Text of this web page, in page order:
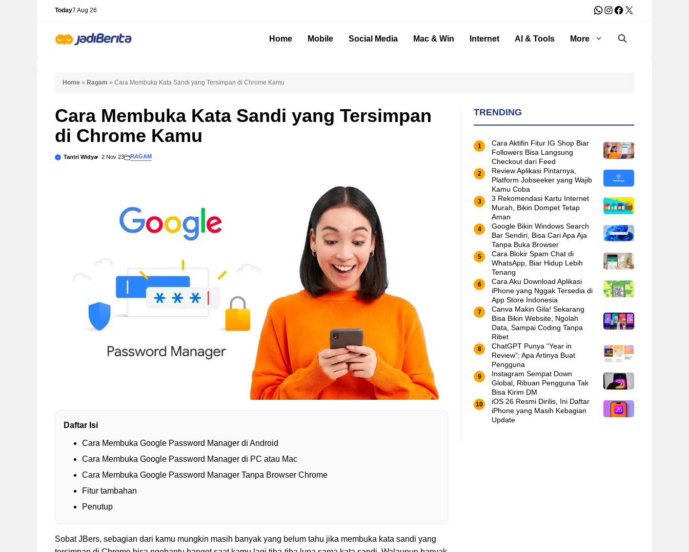
Today7 Aug 26 WhatsApp
Instagram
Facebook
X
Home Mobile Social Media Mac & Win Internet AI & Tools More
Home » Ragam » Cara Membuka Kata Sandi yang Tersimpan di Chrome Kamu
Cara Membuka Kata Sandi yang Tersimpan
di Chrome Kamu
Tantri Widya 2 Nov 23 RAGAM
Daftar Isi
Cara Membuka Google Password Manager di Android
Cara Membuka Google Password Manager di PC atau Mac
Cara Membuka Google Password Manager Tanpa Browser Chrome
Fitur tambahan
Penutup
Sobat JBers, sebagian dari kamu mungkin masih banyak yang belum tahu jika membuka kata sandi yang
TRENDING
Cara Aktifin Fitur IG Shop Biar
Followers Bisa Langsung
Checkout dari Feed
Review Aplikasi Pintarnya,
Platform Jobseeker yang Wajib
Kamu Coba
3 Rekomendasi Kartu Internet
Murah, Bikin Dompet Tetap
Aman
Google Bikin Windows Search
Bar Sendiri, Bisa Cari Apa Aja
Tanpa Buka Browser
Cara Blokir Spam Chat di
WhatsApp, Biar Hidup Lebih
Tenang
Cara Aku Download Aplikasi
iPhone yang Nggak Tersedia di
App Store Indonesia
Canva Makin Gila! Sekarang
Bisa Bikin Website, Ngolah
Data, Sampai Coding Tanpa
Ribet
ChatGPT Punya “Year in
Review”: Apa Artinya Buat
Pengguna
Instagram Sempat Down
Global, Ribuan Pengguna Tak
Bisa Kirim DM
iOS 26 Resmi Dirilis, Ini Daftar
iPhone yang Masih Kebagian
Update